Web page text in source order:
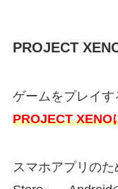
PROJECT
ゲームをプレイ
PROJECT XENO
スマホアプリの